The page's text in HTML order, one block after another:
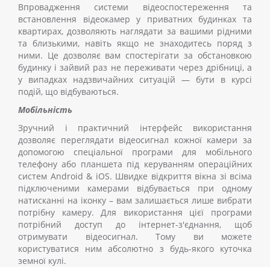
Впровадження системи відеоспостереження та
встановлення відеокамер у приватних будинках та
квартирах, дозволяють наглядати за вашими рідними
та близькими, навіть якщо не знаходитесь поряд з
ними. Це дозволяє вам спостерігати за обстановкою
будинку і зайвий раз не переживати через дрібниці, а
у випадках надзвичайних ситуацій — бути в курсі
подій, що відбуваються.
Мобільність
Зручний і практичний інтерфейс використання
дозволяє переглядати відеосигнал кожної камери за
допомогою спеціальної програми для мобільного
телефону або планшета під керуванням операційних
систем Android & iOS. Швидке відкриття вікна зі всіма
підключеними камерами відбувається при одному
натисканні на іконку – вам залишається лише вибрати
потрібну камеру. Для використання цієї програми
потрібний доступ до інтернет-з'єднання, щоб
отримувати відеосигнал. Тому ви можете
користуватися ним абсолютно з будь-якого куточка
земної кулі.